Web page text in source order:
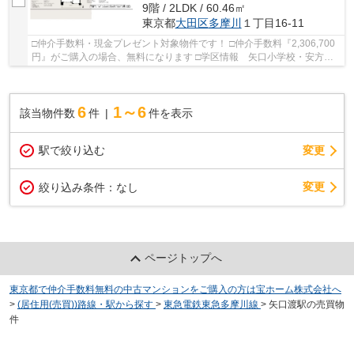
9階 / 2LDK / 60.46㎡
東京都大田区多摩川 １丁目16-11
□仲介手数料・現金プレゼント対象物件です！ □仲介手数料『2,306,700
円』がご購入の場合、無料になります □学区情報 矢口小学校・安方中
学校 □最寄駅 東急多摩川線 矢口渡駅 徒歩...
該当物件数 6件 1～6 件を表示
駅で絞り込む 変更
絞り込み条件： なし 変更
ページトップへ
東京都で仲介手数料無料の中古マンションをご購入の方は宝ホーム株式会社へ
> (居住用(売買))路線・駅から探す > 東急電鉄東急多摩川線 > 矢口渡駅の売買物
件